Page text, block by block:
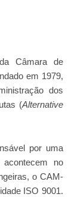
Câmara de
em 1979,
dos
(Alternative
por uma
no
o CAM-
ISO 9001.